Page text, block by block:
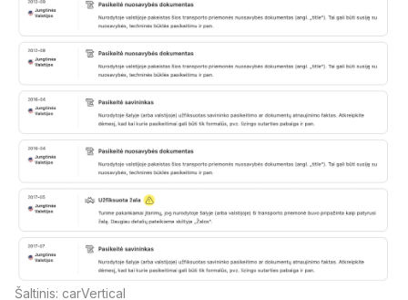
Šaltinis: carVertical